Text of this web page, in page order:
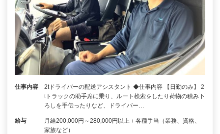
仕事内容
2tドライバーの配送アシスタント ◆仕事内容 【日勤のみ】 2
tトラックの助手席に乗り、ルート検索をしたり荷物の積み下
ろしを手伝ったりなど、ドライバー…
給与
月給200,000円～280,000円以上＋各種手当（業務、資格、
家族など）